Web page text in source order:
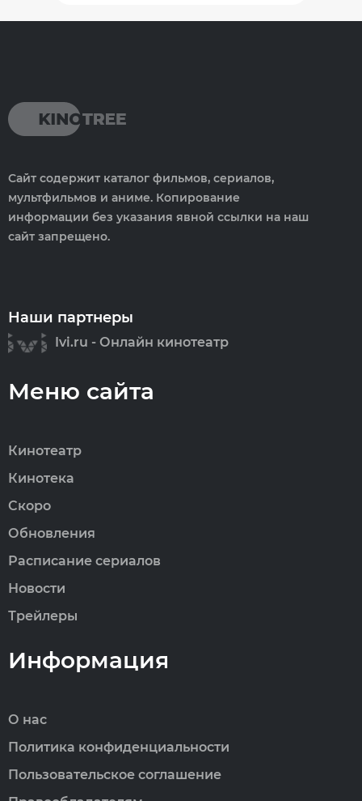
Сайт содержит каталог фильмов, сериалов,
мультфильмов и аниме. Копирование
информации без указания явной ссылки на наш
сайт запрещено.
Наши партнеры
Ivi.ru - Онлайн кинотеатр
Меню сайта
Кинотеатр
Кинотека
Скоро
Обновления
Расписание сериалов
Новости
Трейлеры
Информация
О нас
Политика конфиденциальности
Пользовательское соглашение